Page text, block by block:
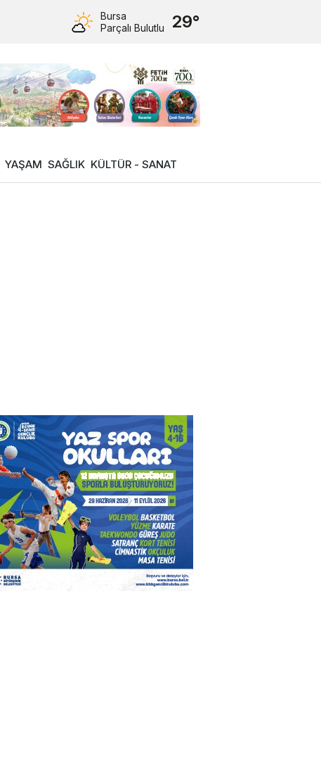
Bursa
Parçalı Bulutlu
29°
YAŞAM SAĞLIK KÜLTÜR - SANAT